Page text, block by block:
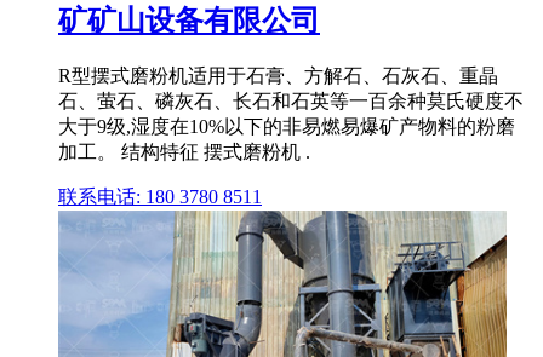
矿矿山设备有限公司
R型摆式磨粉机适用于石膏、方解石、石灰石、重晶
石、萤石、磷灰石、长石和石英等一百余种莫氏硬度不
大于9级,湿度在10%以下的非易燃易爆矿产物料的粉磨
加工。 结构特征 摆式磨粉机 .
联系电话: 180 3780 8511